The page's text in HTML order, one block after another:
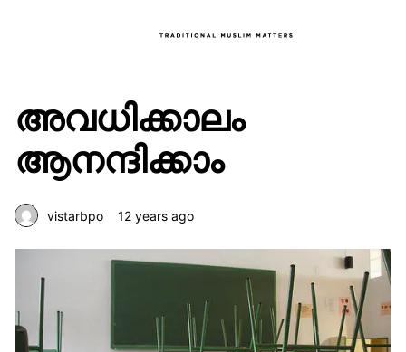
അവധിക്കാലം
ആനന്ദിക്കാം
vistarbpo 12 years ago